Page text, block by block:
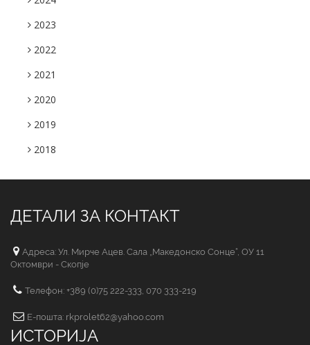
2023
2022
2021
2020
2019
2018
ДЕТАЛИ ЗА КОНТАКТ
Адреса: Ул. Мирче Ацев. Сала „Македонско Сонце“, ОУ 11
Октомври - Скопје
Телефон: +389 (0)75 222-333, 070 333-219
Е-пошта: rkprolet62@yahoo.com
ИСТОРИЈА